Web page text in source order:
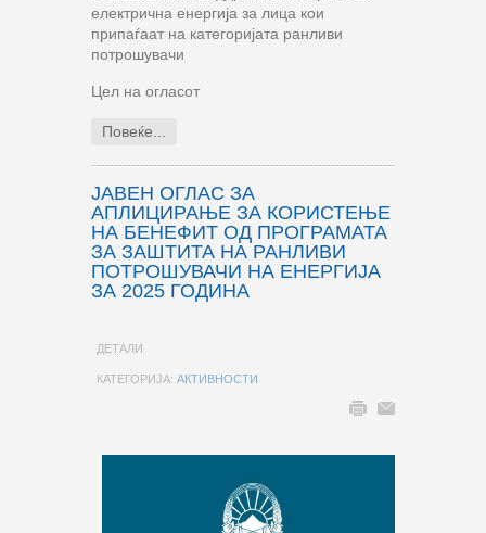
електрична енергија за лица кои
припаѓаат на категоријата ранливи
потрошувачи
Цел на огласот
Повеќе...
ЈАВЕН ОГЛАС ЗА
АПЛИЦИРАЊЕ ЗА КОРИСТЕЊЕ
НА БЕНЕФИТ ОД ПРОГРАМАТА
ЗА ЗАШТИТА НА РАНЛИВИ
ПОТРОШУВАЧИ НА ЕНЕРГИЈА
ЗА 2025 ГОДИНА
ДЕТАЛИ
КАТЕГОРИЈА: АКТИВНОСТИ